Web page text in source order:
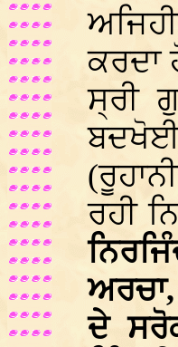
ਕਰਦਾ
ਸ੍ਰੀ
ਬਦਖੋਈ
ਰਹੀ
ਦੇ